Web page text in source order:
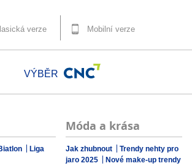
verze Mobilní verze
VÝBĚR
Liga
Móda a krása
Jak zhubnout
Trendy nehty pro
jaro 2025
Nové make-up trendy